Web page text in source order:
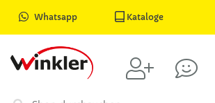
Whatsapp Kataloge